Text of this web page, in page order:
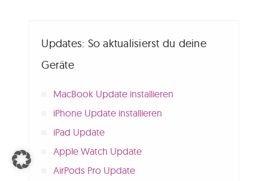
Updates: So aktualisierst du deine
Geräte
MacBook Update installieren
iPhone Update installieren
iPad Update
Apple Watch Update
AirPods Pro Update